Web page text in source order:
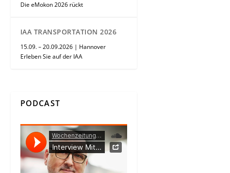
Die eMokon 2026 rückt
IAA TRANSPORTATION 2026
15.09. – 20.09.2026 | Hannover
Erleben Sie auf der IAA
PODCAST